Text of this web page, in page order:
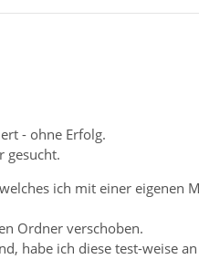
- ohne Erfolg.
gesucht.
ich mit einer eigenen
Ordner verschoben.
habe ich diese test-weise